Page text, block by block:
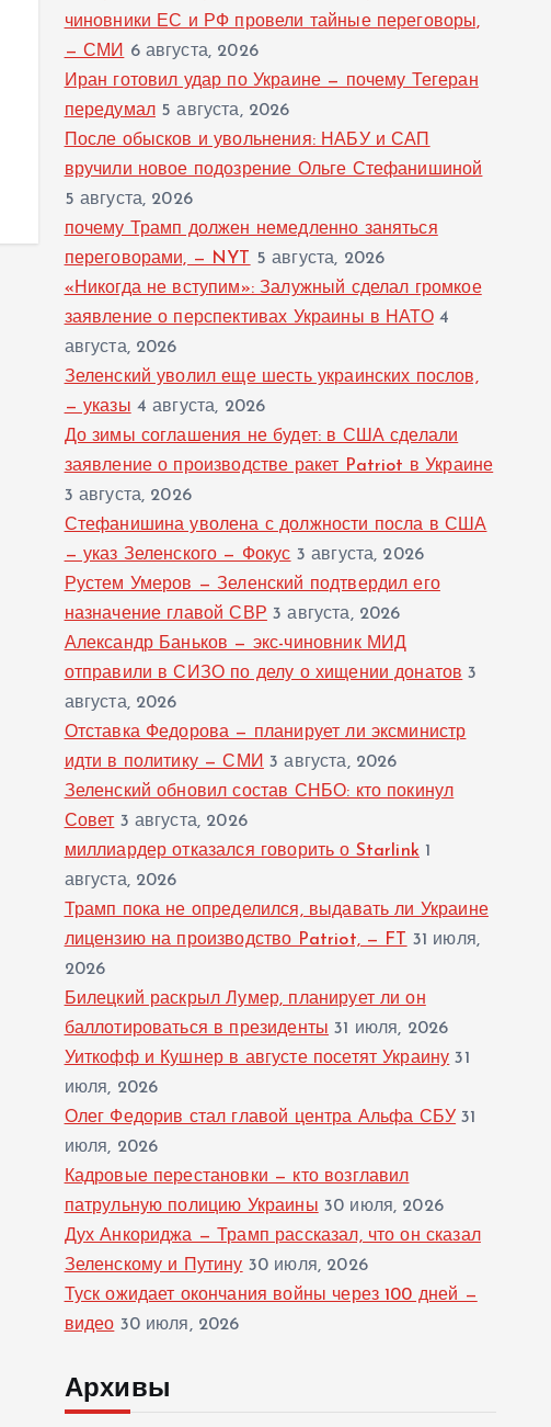
чиновники ЕС и РФ провели тайные переговоры,
— СМИ 6 августа, 2026
Иран готовил удар по Украине — почему Тегеран
передумал 5 августа, 2026
После обысков и увольнения: НАБУ и САП
вручили новое подозрение Ольге Стефанишиной
5 августа, 2026
почему Трамп должен немедленно заняться
переговорами, — NYT
5 августа, 2026
«Никогда не вступим»: Залужный сделал громкое
заявление о перспективах Украины в НАТО 4
августа, 2026
Зеленский уволил еще шесть украинских послов,
— указы 4 августа, 2026
До зимы соглашения не будет: в США сделали
заявление о производстве ракет Patriot в Украине
3 августа, 2026
Стефанишина уволена с должности посла в США
— указ Зеленского — Фокус 3 августа, 2026
Рустем Умеров — Зеленский подтвердил его
назначение главой СВР 3 августа, 2026
Александр Баньков — экс-чиновник МИД
отправили в СИЗО по делу о хищении донатов 3
августа, 2026
Отставка Федорова — планирует ли эксминистр
идти в политику — СМИ 3 августа, 2026
Зеленский обновил состав СНБО: кто покинул
Совет 3 августа, 2026
миллиардер отказался говорить о Starlink 1
августа, 2026
Трамп пока не определился, выдавать ли Украине
лицензию на производство Patriot, — FT
31 июля,
2026
Билецкий раскрыл Лумер, планирует ли он
баллотироваться в президенты 31 июля, 2026
Уиткофф и Кушнер в августе посетят Украину 31
июля, 2026
Олег Федорив стал главой центра Альфа СБУ 31
июля, 2026
Кадровые перестановки — кто возглавил
патрульную полицию Украины 30 июля, 2026
Дух Анкориджа — Трамп рассказал, что он сказал
Зеленскому и Путину 30 июля, 2026
Туск ожидает окончания войны через 100 дней —
видео 30 июля, 2026
Архивы